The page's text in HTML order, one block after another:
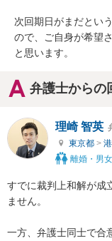
次回期日がまだとい
ので、ご自身が希望
と思います。
弁護士からの
理崎 智英
東京都 >
離婚・男
すでに裁判上和解が成
ません。
一方、弁護士同士で合